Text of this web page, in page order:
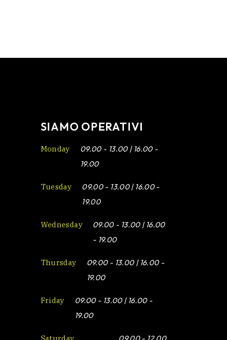
SIAMO OPERATIVI
Monday
09.00 - 13.00 | 16.00 -
19.00
Tuesday
09.00 - 13.00 | 16.00 -
19.00
Wednesday
09.00 - 13.00 | 16.00
- 19.00
Thursday
09.00 - 13.00 | 16.00 -
19.00
Friday
09.00 - 13.00 | 16.00 -
19.00